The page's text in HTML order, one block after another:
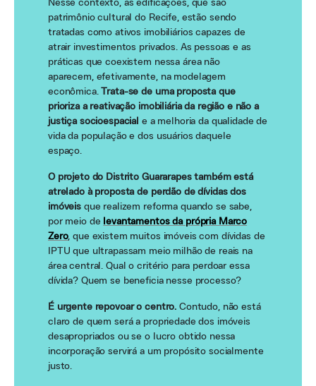
Nesse contexto, as edificações, que são
patrimônio cultural do Recife, estão sendo
tratadas como ativos imobiliários capazes de
atrair investimentos privados. As pessoas e as
práticas que coexistem nessa área não
aparecem, efetivamente, na modelagem
econômica.Trata-se de uma proposta que
prioriza a reativação imobiliária da região e não a
justiça socioespacial e a melhoria da qualidade de
vida da população e dos usuários daquele
espaço.
O projeto do Distrito Guararapes também está
atrelado à proposta de perdão de dívidas dos
imóveis que realizem reforma quando se sabe,
por meio de levantamentos da própria Marco
Zero, que existem muitos imóveis com dívidas de
IPTU que ultrapassam meio milhão de reais na
área central. Qual o critério para perdoar essa
dívida? Quem se beneficia nesse processo?
É urgente repovoar o centro. Contudo, não está
claro de quem será a propriedade dos imóveis
desapropriados ou se o lucro obtido nessa
incorporação servirá a um propósito socialmente
justo.